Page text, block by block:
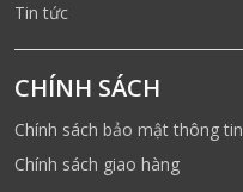
Tin tức
CHÍNH SÁCH
Chính sách bảo mật thông tin
Chính sách giao hàng